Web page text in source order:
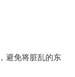
避免将脏乱的东